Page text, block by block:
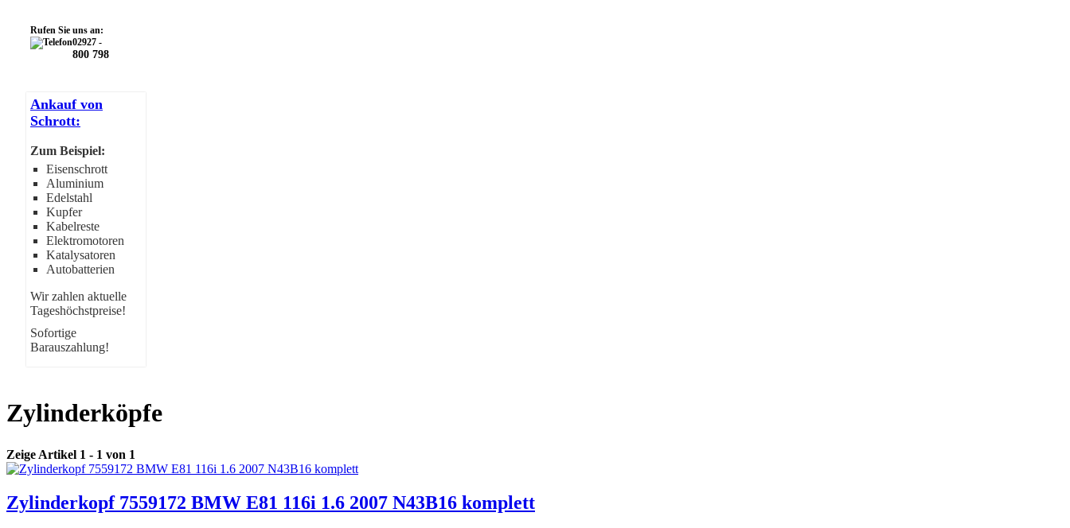
Rufen Sie uns an:
02927 -
800 798
Ankauf von
Schrott:
Zum Beispiel:
Eisenschrott
Aluminium
Edelstahl
Kupfer
Kabelreste
Elektromotoren
Katalysatoren
Autobatterien
Wir zahlen aktuelle
Tageshöchstpreise!
Sofortige
Barauszahlung!
Zylinderköpfe
Zeige Artikel 1 - 1 von 1
Zylinderkopf 7559172 BMW E81 116i 1.6 2007 N43B16 komplett